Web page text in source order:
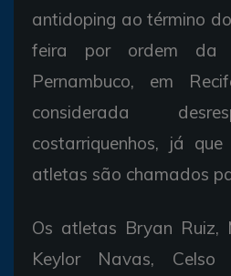
antidoping ao término
feira por ordem da
Pernambuco, em
considerada
costarriquenhos, já
atletas são chamados
Os atletas Bryan Ruiz,
Keylor Navas, Celso